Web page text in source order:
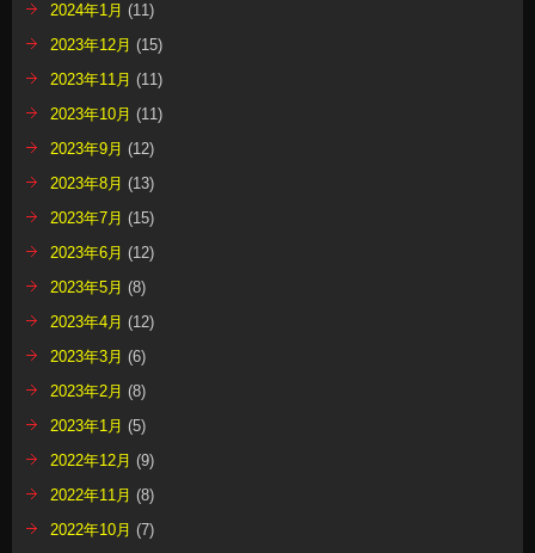
2024年1月 (11)
2023年12月 (15)
2023年11月 (11)
2023年10月 (11)
2023年9月 (12)
2023年8月 (13)
2023年7月 (15)
2023年6月 (12)
2023年5月 (8)
2023年4月 (12)
2023年3月 (6)
2023年2月 (8)
2023年1月 (5)
2022年12月 (9)
2022年11月 (8)
2022年10月 (7)